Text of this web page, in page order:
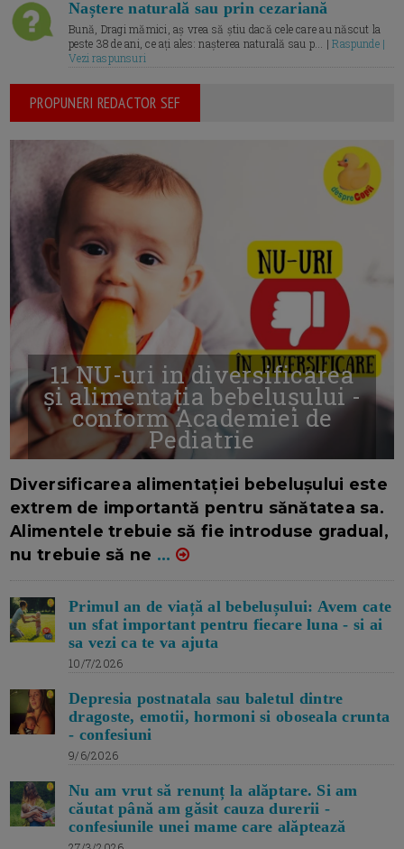
Naștere naturală sau prin cezariană
Bună, Dragi mămici, aș vrea să știu dacă cele care au născut la
peste 38 de ani, ce ați ales: nașterea naturală sau p... |Raspunde |
Vezi raspunsuri
PROPUNERI REDACTOR SEF
11 NU-uri in diversificarea
și alimentația bebelușului -
conform Academiei de
Pediatrie
Diversificarea alimentației bebelușului este
extrem de importantă pentru sănătatea sa.
Alimentele trebuie să fie introduse gradual,
nu trebuie să ne ...
Primul an de viață al bebelușului: Avem cate
un sfat important pentru fiecare luna - si ai
sa vezi ca te va ajuta
10/7/2026
Depresia postnatala sau baletul dintre
dragoste, emotii, hormoni si oboseala crunta
- confesiuni
9/6/2026
Nu am vrut să renunț la alăptare. Si am
căutat până am găsit cauza durerii -
confesiunile unei mame care alăptează